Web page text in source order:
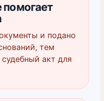
помогает
и подано
тем
акт для